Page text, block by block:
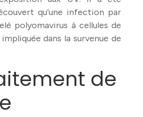
qu’une infection par
polyomavirus à cellules de
dans la survenue de
de